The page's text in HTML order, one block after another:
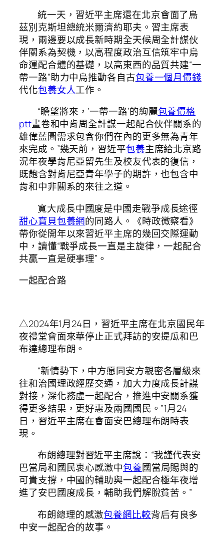
統一天，習近平主席還在北京會面了烏
茲別克斯坦總統米爾濟約耶夫。習主席表
現，兩邊要以成長新時期全天候周全計謀伙
伴關系為契機，以高程度政治互信筑牢中烏
命運配合體的基礎，以高東西的品質共建“一
帶一路”助力中烏推動各自古包養一個月價錢
代化包養女人工作。
“瞻望將來，‘一帶一路’的絢麗包養價格
ptt畫卷和中肯周全計謀一起配合伙伴關系的
雄偉藍圖需求包含你們在內的更多無為青年
來完成。”幾天前，習近平包養主席給北京路
況年夜學肯尼亞留先生及校友代表的復信，
既飽含對肯尼亞青年學子的期許，也包含中
肯和中非關系的來往之道。
寬大成長中國度是中國走戰爭成長途徑
甜心寶貝包養網的同路人。《時政微察看》
帶你從開年以來習近平主席的幾回交際運動
中，讀懂“戰爭成長一直是主旋律，一起配合
共贏一直是硬事理”。
一起配合路
△2024年1月24日，習近平主席在北京國民年
夜禮堂會面來華停止正式拜訪的安提瓜和巴
布達總理布朗。
“新情勢下，中方愿同安方親密各層級來
往和治國理政經歷交通，加大力度成長計謀
對接，深化務虛一起配合，推進中安關系獲
得更多結果，更好惠及兩國國民。”1月24
日，習近平主席在會面安巴總理布朗時表
現。
布朗總理對習近平主席說：“我謹代表安
巴當局和國民衷心感激中包養國當局賜與的
可貴支撐，中國的輔助與一起配合極年夜增
進了安巴國度成長，輔助我們解脫貧苦。”
布朗總理的感激包養網比較背后有良多
中安一起配合的故事。